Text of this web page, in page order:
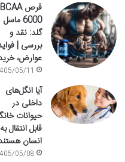
قرص BCAA
6000 ماسل
گلد: نقد و
بررسی |
عوارض،
05/11
آیا انگل‌های
داخلی در
حیوانات
قابل انتقال به
انسان
05/08